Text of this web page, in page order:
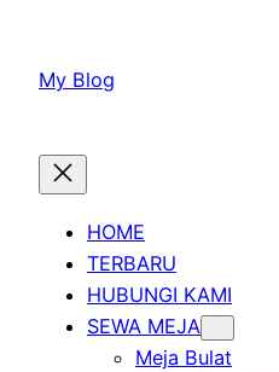
konten
My Blog
HOME
TERBARU
HUBUNGI KAMI
SEWA MEJA
Meja Bulat